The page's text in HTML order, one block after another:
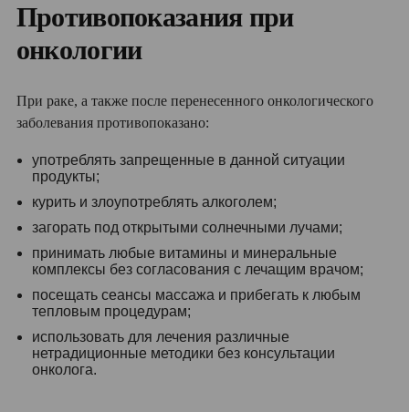
Противопоказания при
онкологии
При раке, а также после перенесенного онкологического
заболевания противопоказано:
употреблять запрещенные в данной ситуации
продукты;
курить и злоупотреблять алкоголем;
загорать под открытыми солнечными лучами;
принимать любые витамины и минеральные
комплексы без согласования с лечащим врачом;
посещать сеансы массажа и прибегать к любым
тепловым процедурам;
использовать для лечения различные
нетрадиционные методики без консультации
онколога.